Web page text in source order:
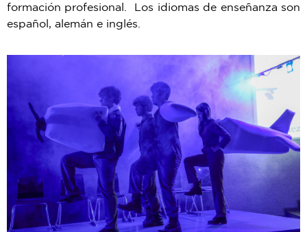
formación profesional. Los idiomas de enseñanza son
español, alemán e inglés.